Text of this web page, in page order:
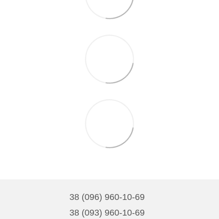
38 (096) 960-10-69
38 (093) 960-10-69